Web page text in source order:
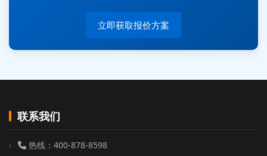
立即获取报价方案
联系我们
热线：400-878-8598